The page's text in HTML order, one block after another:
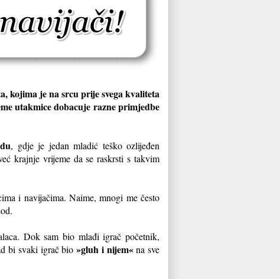
kojima je na srcu prije svega kvaliteta
utakmice dobacuje razne primjedbe
, gdje je jedan mladić teško ozlijeđen
krajnje vrijeme da se raskrsti s takvim
i navijačima. Naime, mnogi me često
Dok sam bio mlađi igrač početnik,
bi svaki igrač bio »gluh i nijem«na sve